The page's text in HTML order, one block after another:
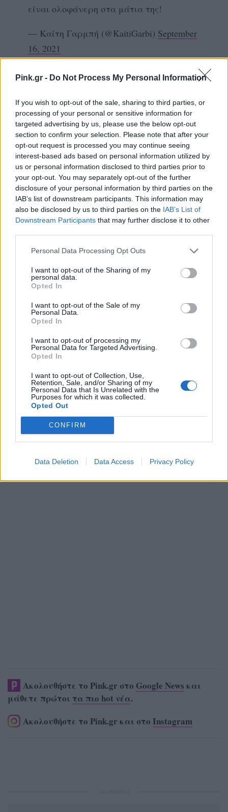
Pink.gr - Do Not Process My Personal Information
If you wish to opt-out of the sale, sharing to third parties, or
processing of your personal or sensitive information for
targeted advertising by us, please use the below opt-out
section to confirm your selection. Please note that after your
opt-out request is processed you may continue seeing
interest-based ads based on personal information utilized by
us or personal information disclosed to third parties prior to
your opt-out. You may separately opt-out of the further
disclosure of your personal information by third parties on the
IAB’s list of downstream participants. This information may
also be disclosed by us to third parties on the IAB’s List of
Downstream Participants that may further disclose it to other
Personal Data Processing Opt Outs
I want to opt-out of the Sharing of my
personal data.
Opted In
I want to opt-out of the Sale of my
Personal Data.
Opted In
I want to opt-out of processing my
Personal Data for Targeted Advertising.
Opted In
I want to opt-out of Collection, Use,
Retention, Sale, and/or Sharing of my
Personal Data that Is Unrelated with the
Purposes for which it was collected.
Opted Out
CONFIRM
Data Deletion Data Access Privacy Policy
είναι ολοφάνερη στα μάτια της!
— Καίτη Γαρμπή (@KaitiGarbi) September
16, 2021
Για τον Στάθη Παναγιωτόπουλο
Κάθε μέρα και μια απογοήτευση.
#radioarvyla pic.twitter.com/3FdTXz49KR
— Καίτη Γαρμπή (@KaitiGarbi)December
14, 2021
Για τον Κωνσταντίνο Τζούμα
Το τσούρμο παλιακών μισογύνηδων που
ενοχλούνται από τη γυναικεία φλυαρία.
ΕΓΩ:pic.twitter.com/MrS7dS3Jy4
— Καίτη Γαρμπή (@KaitiGarbi)
January 9,
2022
Για το παράνομο κυνοκομείο στο Δημο Ζηρού
Δεν σας λείπουν τα λεφτά, η ντροπή σας
λείπει@kmitsotakis @PrimeministerGR
https://t.co/HsQQ6SpBj5
— Stamatina Stamatakou (@StamatinaSs)
December 19, 2021
ΔΙΑΦΗΜΙΣΗ
Ακολουθήστε το Pink.gr στο Google News και
μάθετε πρώτοι τα πιο hot νέα.
Ακολουθήστε το Pink.gr και στο Instagram